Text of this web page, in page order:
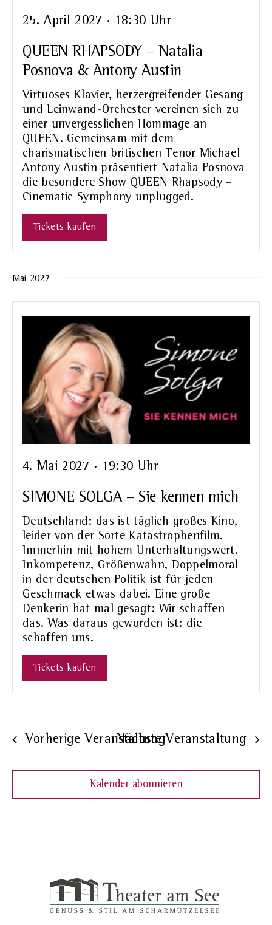
QUEEN RHAPSODY – Natalia
Posnova & Antony Austin
25. April 2027 · 18:30 Uhr
Virtuoses Klavier, herzergreifender Gesang
und Leinwand-Orchester vereinen sich zu
einer unvergesslichen Hommage an
QUEEN. Gemeinsam mit dem
charismatischen britischen Tenor Michael
Antony Austin präsentiert Natalia Posnova
die besondere Show QUEEN Rhapsody –
Cinematic Symphony unplugged.
Tickets kaufen
Mai 2027
SIMONE SOLGA – Sie kennen mich
4. Mai 2027 · 19:30 Uhr
Deutschland: das ist täglich großes Kino,
leider von der Sorte Katastrophenfilm.
Immerhin mit hohem Unterhaltungswert.
Inkompetenz, Größenwahn, Doppelmoral –
in der deutschen Politik ist für jeden
Geschmack etwas dabei. Eine große
Denkerin hat mal gesagt: Wir schaffen
das. Was daraus geworden ist: die
schaffen uns.
Tickets kaufen
Vorherige VeranstaltungNächste Veranstaltung
Kalender abonnieren